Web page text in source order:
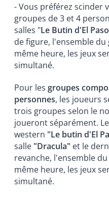
- Vous préférez scinder
groupes de 3 et 4
salles "Le Butin d'El Paso
de figure, l'ensemble
même heure, les jeux
simultané.
Pour les groupes
personnes, les joueurs
trois groupes selon le
joueront séparément.
western "Le butin d'El
salle "Dracula" et le
revanche, l'ensemble
même heure, les jeux
simultané.